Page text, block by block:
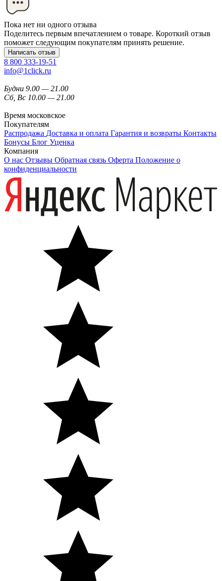
Пока нет ни одного отзыва
Поделитесь первым впечатлением о товаре. Короткий отзыв
поможет следующим покупателям принять решение.
Написать отзыв
8 800 333-19-51
info@1click.ru
Будни 9.00 — 21.00
Сб, Вс 10.00 — 21.00
Время московское
Покупателям
Распродажа Доставка и оплата Гарантия и возвраты Контакты
Бонусы Блог Уценка
Компания
О нас Отзывы Обратная связь Оферта Положение о
конфиденциальности